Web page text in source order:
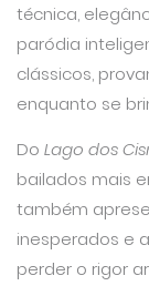
técnica,
paródia
clássicos,
enquanto se
Do Lago dos
bailados mais
também
inesperados e
perder o rigor